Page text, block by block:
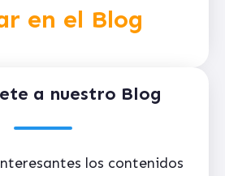
en el Blog
a nuestro Blog
los contenidos